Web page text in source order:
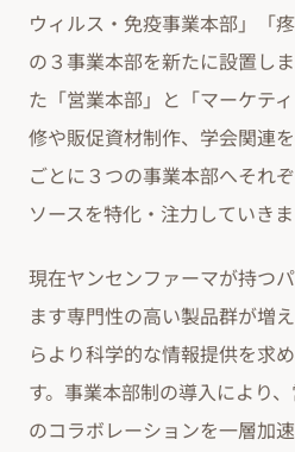
ウィルス・免疫事業本部」「
の３事業本部を新たに設置し
た「営業本部」と「マーケテ
修や販促資材制作、学会関連
ごとに３つの事業本部へそれ
ソースを特化・注力していきま
現在ヤンセンファーマが持つ
ます専門性の高い製品群が増
らより科学的な情報提供を求
す。事業本部制の導入により
のコラボレーションを一層加